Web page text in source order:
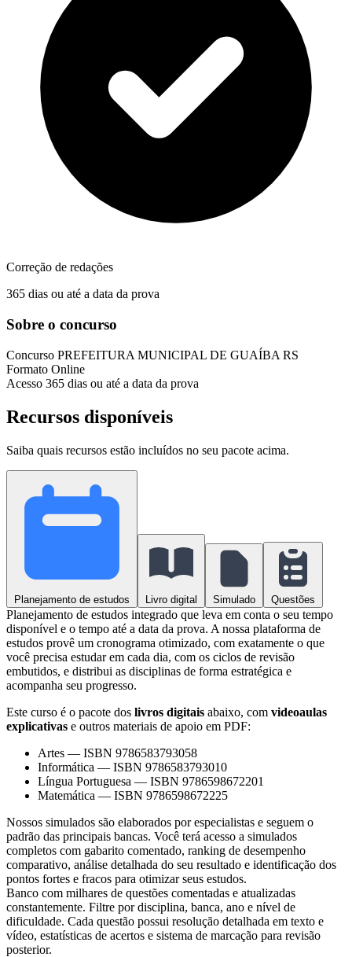
Correção de redações
365 dias ou até a data da prova
Sobre o concurso
Concurso PREFEITURA MUNICIPAL DE GUAÍBA RS
Formato Online
Acesso 365 dias ou até a data da prova
Recursos disponíveis
Saiba quais recursos estão incluídos no seu pacote acima.
Planejamento de estudos Livro digital Simulado Questões
Planejamento de estudos integrado que leva em conta o seu tempo
disponível e o tempo até a data da prova. A nossa plataforma de
estudos provê um cronograma otimizado, com exatamente o que
você precisa estudar em cada dia, com os ciclos de revisão
embutidos, e distribui as disciplinas de forma estratégica e
acompanha seu progresso.
Este curso é o pacote dos livros digitais abaixo, com videoaulas
explicativas e outros materiais de apoio em PDF:
Artes — ISBN 9786583793058
Informática — ISBN 9786583793010
Língua Portuguesa — ISBN 9786598672201
Matemática — ISBN 9786598672225
Nossos simulados são elaborados por especialistas e seguem o
padrão das principais bancas. Você terá acesso a simulados
completos com gabarito comentado, ranking de desempenho
comparativo, análise detalhada do seu resultado e identificação dos
pontos fortes e fracos para otimizar seus estudos.
Banco com milhares de questões comentadas e atualizadas
constantemente. Filtre por disciplina, banca, ano e nível de
dificuldade. Cada questão possui resolução detalhada em texto e
vídeo, estatísticas de acertos e sistema de marcação para revisão
posterior.